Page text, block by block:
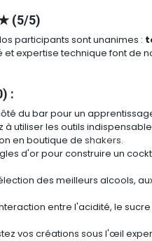
(5/5)
participants sont unanimes :
expertise technique font de
:
du bar pour un
à utiliser les outils
en boutique de shakers.
d'or pour construire un
des meilleurs alcools,
entre l'acidité, le
vos créations sous l'œil